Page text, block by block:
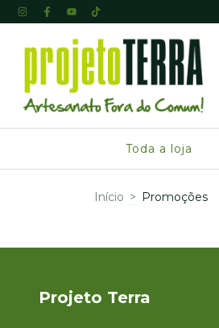
Toda a loja
Início > Promoções
Projeto Terra